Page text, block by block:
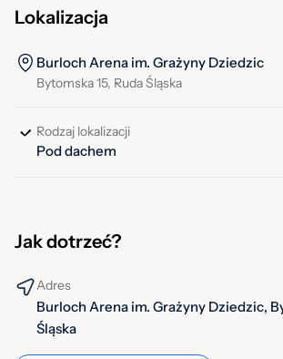
Lokalizacja
Burloch Arena im. Grażyny Dziedzic
Bytomska 15, Ruda Śląska
Rodzaj lokalizacji
Pod dachem
Jak dotrzeć?
Adres
Burloch Arena im. Grażyny Dziedzic,
Śląska